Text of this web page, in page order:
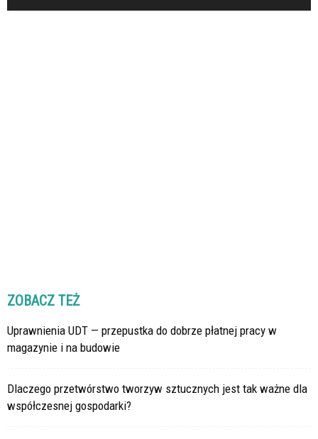
ZOBACZ TEŻ
Uprawnienia UDT — przepustka do dobrze płatnej pracy w
magazynie i na budowie
Dlaczego przetwórstwo tworzyw sztucznych jest tak ważne dla
współczesnej gospodarki?